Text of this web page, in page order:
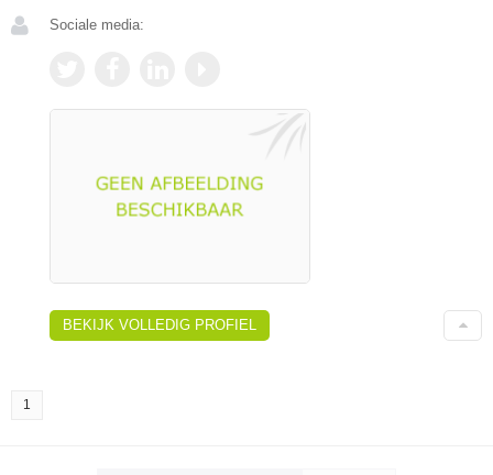
Sociale media:
BEKIJK VOLLEDIG PROFIEL
1